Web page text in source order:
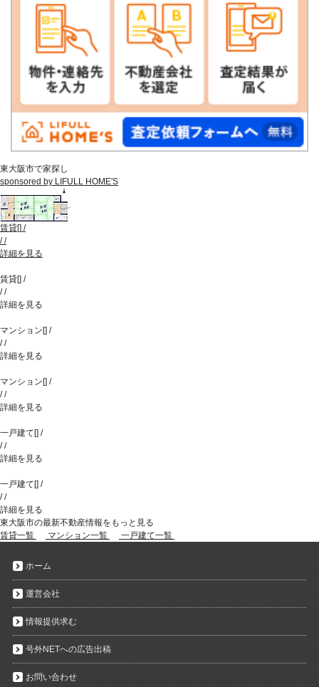
東大阪市で家探し
sponsored by LIFULL HOME'S
賃貸[] /
//
詳細を見る
賃貸[] /
//
詳細を見る
マンション[] /
//
詳細を見る
マンション[] /
//
詳細を見る
一戸建て[] /
//
詳細を見る
一戸建て[] /
//
詳細を見る
東大阪市の最新不動産情報をもっと見る
賃貸一覧
マンション一覧 一戸建て一覧
ホーム
運営会社
情報提供求む
号外NETへの広告出稿
お問い合わせ